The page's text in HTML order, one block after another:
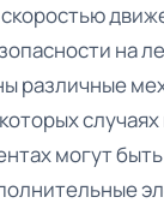
на
различные
случаях
могут быть